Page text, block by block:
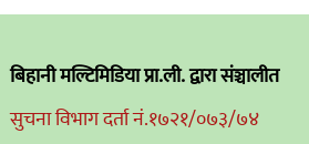
बिहानी मल्टिमिडिया प्रा.ली. द्वारा संञ्चालीत
सुचना विभाग दर्ता नं.१७२१/०७३/७४